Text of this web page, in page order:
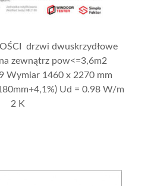
drzwi dwuskrzydłowe
zewnątrz pow<=3,6m2
Wymiar 1460 x 2270 mm
Ud = 0.98 W/m
2 K